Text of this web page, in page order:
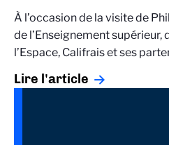
À l’occasion de la visite de
de l’Enseignement supérieur,
l’Espace, Califrais et ses
Lire l'article